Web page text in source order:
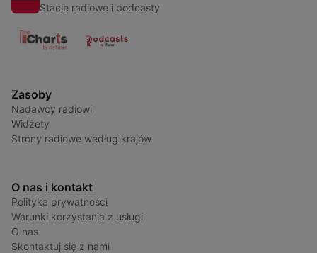
Stacje radiowe i podcasty
Zasoby
Nadawcy radiowi
Widżety
Strony radiowe według krajów
O nas i kontakt
Polityka prywatności
Warunki korzystania z usługi
O nas
Skontaktuj się z nami